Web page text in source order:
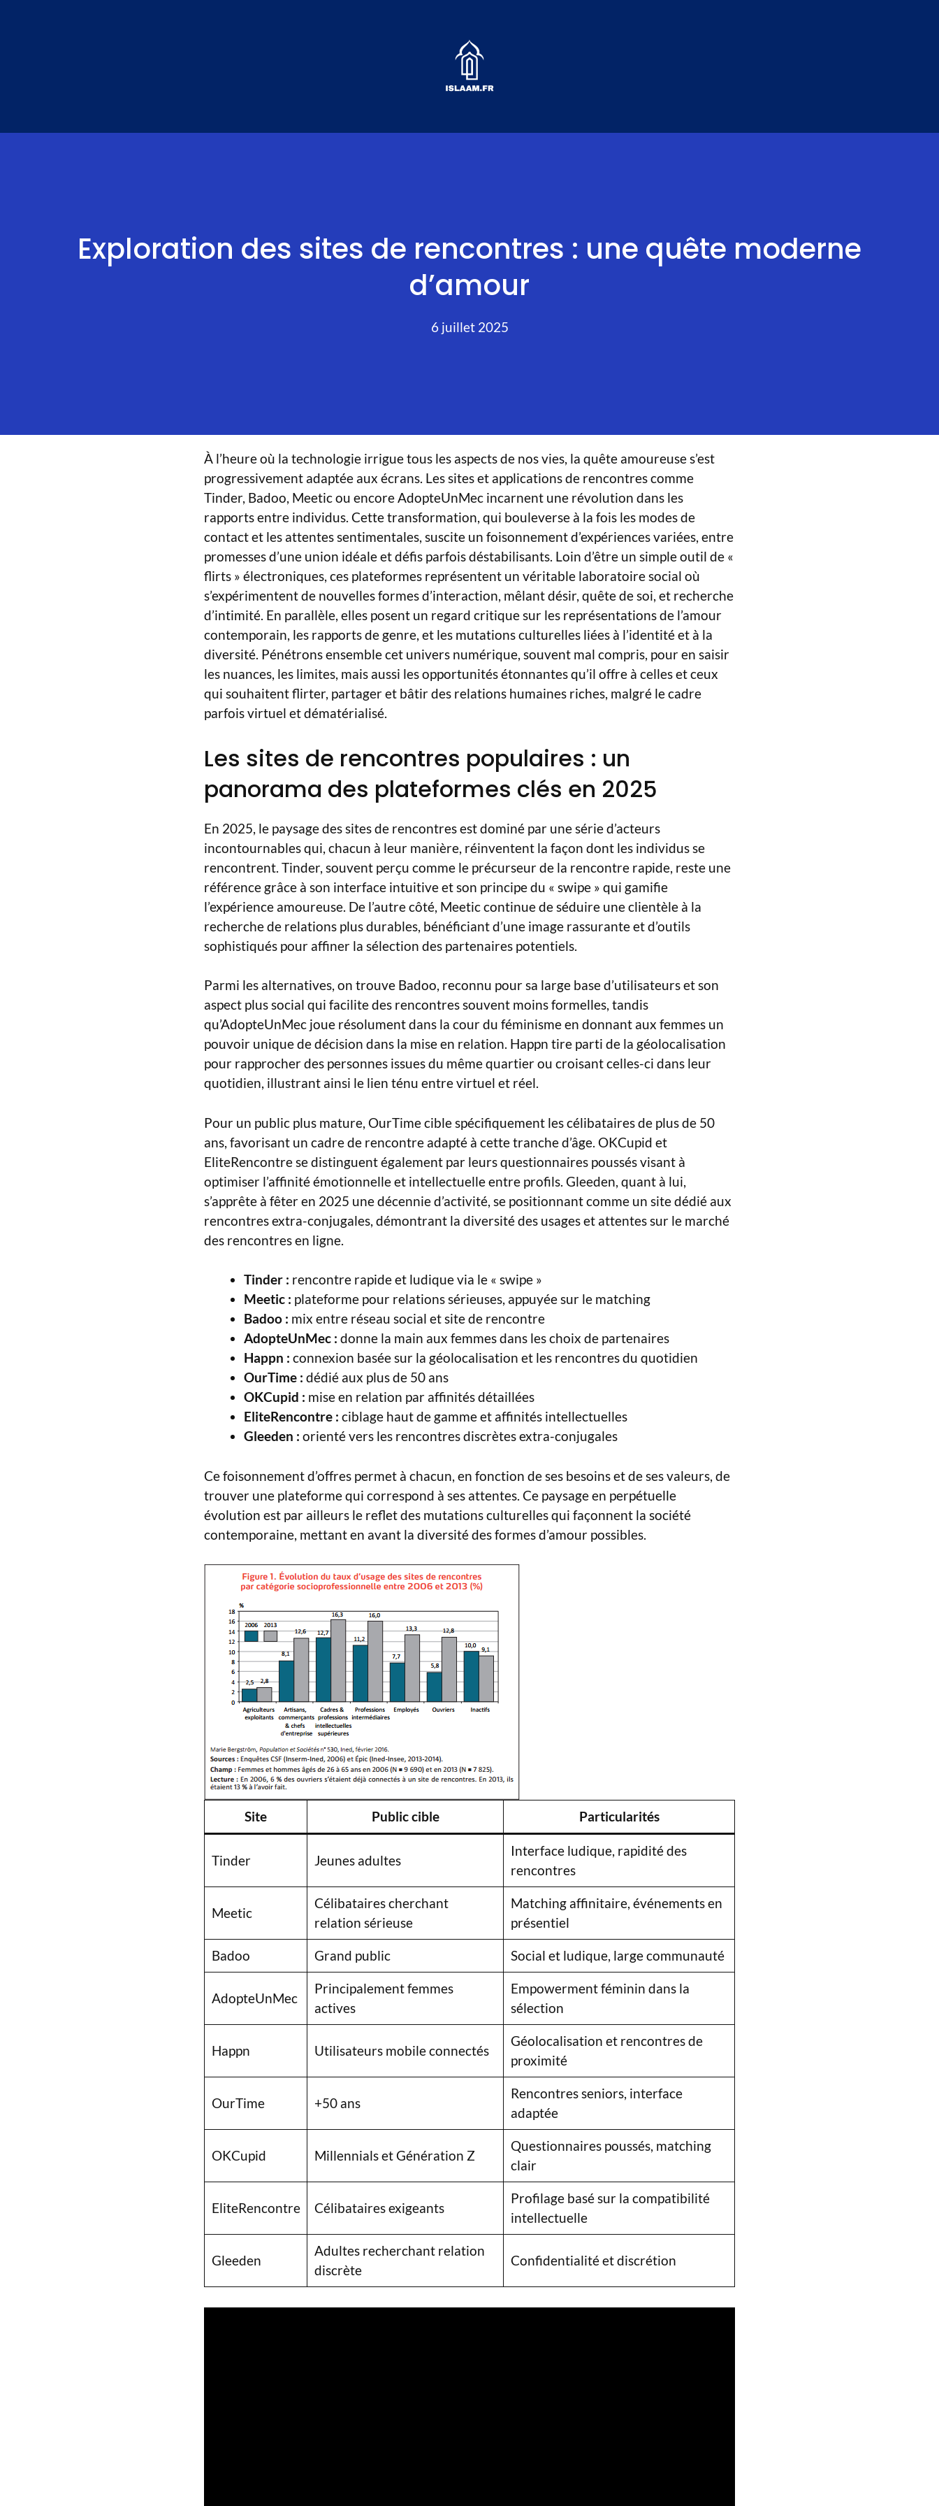
Exploration des sites de rencontres : une quête moderne
d’amour
6 juillet 2025
À l’heure où la technologie irrigue tous les aspects de nos vies, la quête amoureuse s’est
progressivement adaptée aux écrans. Les sites et applications de rencontres comme
Tinder, Badoo, Meetic ou encore AdopteUnMec incarnent une révolution dans les
rapports entre individus. Cette transformation, qui bouleverse à la fois les modes de
contact et les attentes sentimentales, suscite un foisonnement d’expériences variées, entre
promesses d’une union idéale et défis parfois déstabilisants. Loin d’être un simple outil de «
flirts » électroniques, ces plateformes représentent un véritable laboratoire social où
s’expérimentent de nouvelles formes d’interaction, mêlant désir, quête de soi, et recherche
d’intimité. En parallèle, elles posent un regard critique sur les représentations de l’amour
contemporain, les rapports de genre, et les mutations culturelles liées à l’identité et à la
diversité. Pénétrons ensemble cet univers numérique, souvent mal compris, pour en saisir
les nuances, les limites, mais aussi les opportunités étonnantes qu’il offre à celles et ceux
qui souhaitent flirter, partager et bâtir des relations humaines riches, malgré le cadre
parfois virtuel et dématérialisé.
Les sites de rencontres populaires : un
panorama des plateformes clés en 2025
En 2025, le paysage des sites de rencontres est dominé par une série d’acteurs
incontournables qui, chacun à leur manière, réinventent la façon dont les individus se
rencontrent. Tinder, souvent perçu comme le précurseur de la rencontre rapide, reste une
référence grâce à son interface intuitive et son principe du « swipe » qui gamifie
l’expérience amoureuse. De l’autre côté, Meetic continue de séduire une clientèle à la
recherche de relations plus durables, bénéficiant d’une image rassurante et d’outils
sophistiqués pour affiner la sélection des partenaires potentiels.
Parmi les alternatives, on trouve Badoo, reconnu pour sa large base d’utilisateurs et son
aspect plus social qui facilite des rencontres souvent moins formelles, tandis
qu’AdopteUnMec joue résolument dans la cour du féminisme en donnant aux femmes un
pouvoir unique de décision dans la mise en relation. Happn tire parti de la géolocalisation
pour rapprocher des personnes issues du même quartier ou croisant celles-ci dans leur
quotidien, illustrant ainsi le lien ténu entre virtuel et réel.
Pour un public plus mature, OurTime cible spécifiquement les célibataires de plus de 50
ans, favorisant un cadre de rencontre adapté à cette tranche d’âge. OKCupid et
EliteRencontre se distinguent également par leurs questionnaires poussés visant à
optimiser l’affinité émotionnelle et intellectuelle entre profils. Gleeden, quant à lui,
s’apprête à fêter en 2025 une décennie d’activité, se positionnant comme un site dédié aux
rencontres extra-conjugales, démontrant la diversité des usages et attentes sur le marché
des rencontres en ligne.
Tinder : rencontre rapide et ludique via le « swipe »
Meetic : plateforme pour relations sérieuses, appuyée sur le matching
Badoo : mix entre réseau social et site de rencontre
AdopteUnMec : donne la main aux femmes dans les choix de partenaires
Happn : connexion basée sur la géolocalisation et les rencontres du quotidien
OurTime : dédié aux plus de 50 ans
OKCupid : mise en relation par affinités détaillées
EliteRencontre : ciblage haut de gamme et affinités intellectuelles
Gleeden : orienté vers les rencontres discrètes extra-conjugales
Ce foisonnement d’offres permet à chacun, en fonction de ses besoins et de ses valeurs, de
trouver une plateforme qui correspond à ses attentes. Ce paysage en perpétuelle
évolution est par ailleurs le reflet des mutations culturelles qui façonnent la société
contemporaine, mettant en avant la diversité des formes d’amour possibles.
Site Public cible Particularités
Tinder Jeunes adultes
Interface ludique, rapidité des
rencontres
Meetic
Célibataires cherchant
relation sérieuse
Matching affinitaire, événements en
présentiel
Badoo Grand public Social et ludique, large communauté
AdopteUnMec
Principalement femmes
actives
Empowerment féminin dans la
sélection
Happn Utilisateurs mobile connectés
Géolocalisation et rencontres de
proximité
OurTime +50 ans
Rencontres seniors, interface
adaptée
OKCupid Millennials et Génération Z
Questionnaires poussés, matching
clair
EliteRencontre Célibataires exigeants
Profilage basé sur la compatibilité
intellectuelle
Gleeden
Adultes recherchant relation
discrète
Confidentialité et discrétion